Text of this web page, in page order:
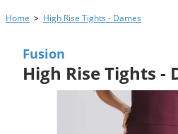
Home > High Rise Tights - Dames
Fusion
High Rise Tights -